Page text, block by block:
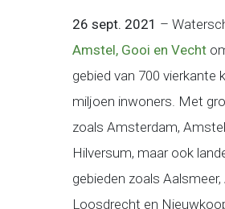
26 sept. 2021 –
Amstel, Gooi en Vecht
gebied van 700 vierkante
miljoen inwoners. Met
zoals Amsterdam,
Hilversum, maar ook
gebieden zoals Aalsmeer,
Loosdrecht en